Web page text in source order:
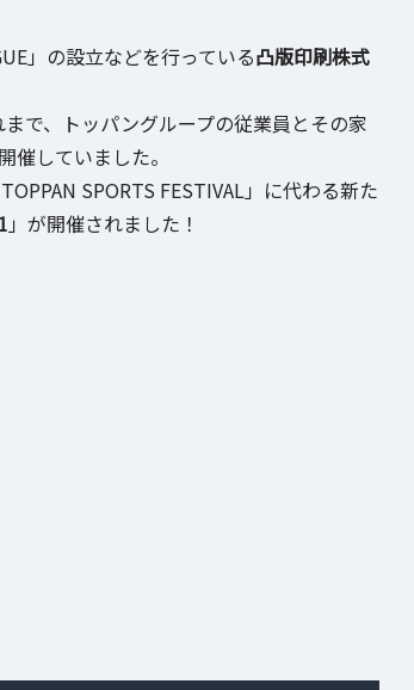
」の設立などを行っている凸版印刷株式
で、トッパングループの従業員とその家
催していました。
SPORTS FESTIVAL」に代わる新た
」が開催されました！